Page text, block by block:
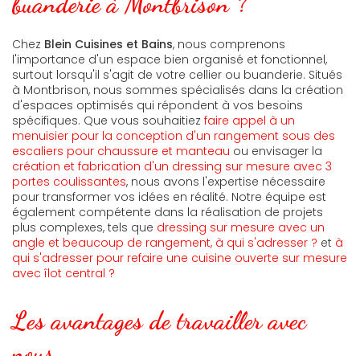
Chez Blein Cuisines et Bains, nous comprenons
l'importance d'un espace bien organisé et fonctionnel,
surtout lorsqu'il s'agit de votre cellier ou buanderie. Situés
à Montbrison, nous sommes spécialisés dans la création
d'espaces optimisés qui répondent à vos besoins
spécifiques. Que vous souhaitiez faire appel à un
menuisier pour la conception d'un rangement sous des
escaliers pour chaussure et manteau ou envisager la
création et fabrication d'un dressing sur mesure avec 3
portes coulissantes, nous avons l'expertise nécessaire
pour transformer vos idées en réalité. Notre équipe est
également compétente dans la réalisation de projets
plus complexes, tels que dressing sur mesure avec un
angle et beaucoup de rangement, à qui s'adresser ? et à
qui s'adresser pour refaire une cuisine ouverte sur mesure
avec îlot central ?
Les avantages de travailler avec